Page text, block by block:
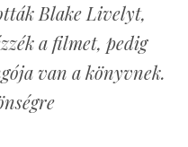
Blake Livelyt,
a filmet, pedig
van a könyvnek.